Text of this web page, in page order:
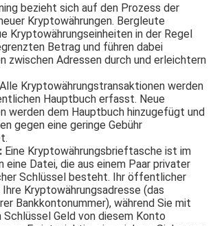
bezieht sich auf den Prozess der
Kryptowährungen. Bergleute
Kryptowährungseinheiten in der Regel
Betrag und führen dabei
zwischen Adressen durch und erleichtern
Alle Kryptowährungstransaktionen werden
Hauptbuch erfasst. Neue
werden dem Hauptbuch hinzugefügt und
gegen eine geringe Gebühr
Eine Kryptowährungsbrieftasche ist im
eine Datei, die aus einem Paar privater
Schlüssel besteht. Ihr öffentlicher
Kryptowährungsadresse (das
Bankkontonummer), während Sie mit
Geld von diesem Konto